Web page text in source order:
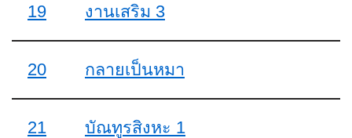
19 งานเสริม 3
20 กลายเป็นหมา
21 บัณทูรสิงหะ 1